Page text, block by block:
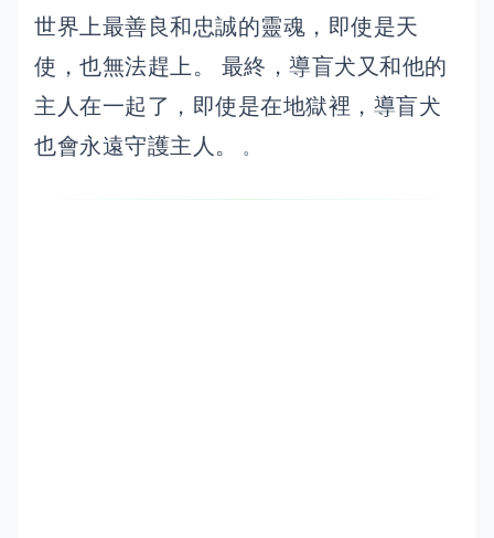
世界上最善良和忠誠的靈魂，即使是天
使，也無法趕上。 最終，導盲犬又和他的
主人在一起了，即使是在地獄裡，導盲犬
也會永遠守護主人。
。